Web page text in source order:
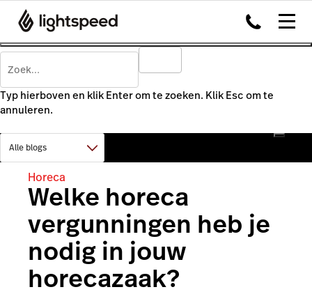
Typ hierboven en klik Enter om te zoeken. Klik Esc om te
annuleren.
Horeca
Welke horeca
vergunningen heb je
nodig in jouw
horecazaak?